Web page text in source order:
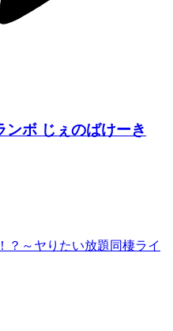
ンボ じぇのばけーき
？～ヤりたい放題同棲ライ